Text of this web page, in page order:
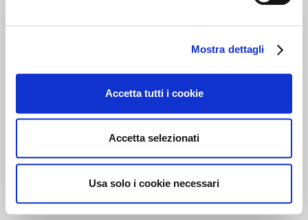
Mostra dettagli
Accetta tutti i cookie
Accetta selezionati
Usa solo i cookie necessari